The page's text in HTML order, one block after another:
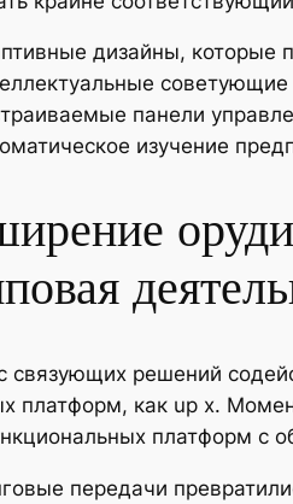
дизайны, которые
панели
изучение
связующих решений
платформ, как up x.
платформ с
передачи